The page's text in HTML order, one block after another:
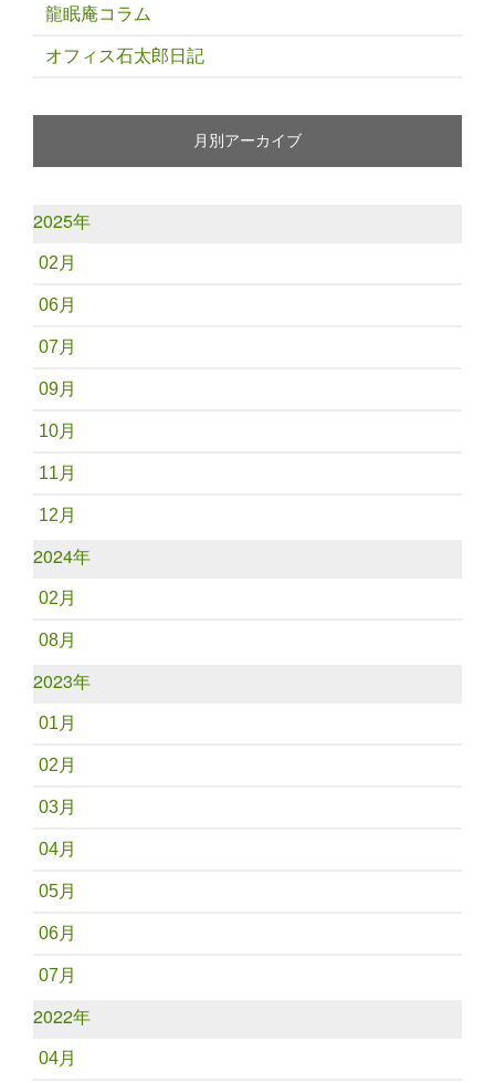
龍眠庵コラム
オフィス石太郎日記
月別アーカイブ
2025年
02月
06月
07月
09月
10月
11月
12月
2024年
02月
08月
2023年
01月
02月
03月
04月
05月
06月
07月
2022年
04月